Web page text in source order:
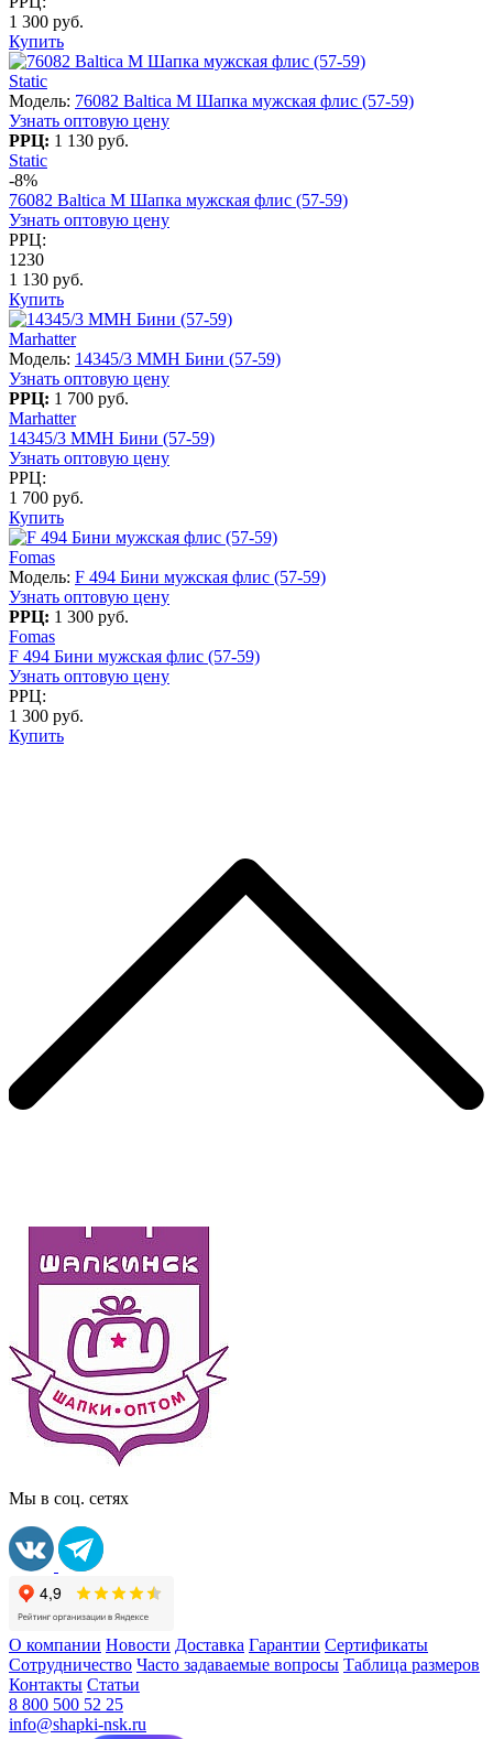
1 300 руб.
Купить
Static
Модель: 76082 Baltica M Шапка мужская флис (57-59)
Узнать оптовую цену
РРЦ: 1 130 руб.
Static
-8%
76082 Baltica M Шапка мужская флис (57-59)
Узнать оптовую цену
РРЦ:
1230
1 130 руб.
Купить
Marhatter
Модель: 14345/3 MMH Бини (57-59)
Узнать оптовую цену
РРЦ: 1 700 руб.
Marhatter
14345/3 MMH Бини (57-59)
Узнать оптовую цену
РРЦ:
1 700 руб.
Купить
Fomas
Модель: F 494 Бини мужская флис (57-59)
Узнать оптовую цену
РРЦ: 1 300 руб.
Fomas
F 494 Бини мужская флис (57-59)
Узнать оптовую цену
РРЦ:
1 300 руб.
Купить
Мы в соц. сетях
О компании Новости Доставка Гарантии Сертификаты
Сотрудничество Часто задаваемые вопросы Таблица размеров
Контакты Статьи
8 800 500 52 25
info@shapki-nsk.ru